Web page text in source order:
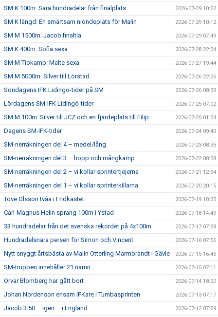
SM K 100m: Sara hundradelar från finalplats 2026-07-29 10:22
SM K längd: En smärtsam niondeplats för Malin 2026-07-29 10:12
SM M 1500m: Jacob finaltia 2026-07-29 07:49
SM K 400m: Sofia sexa 2026-07-28 22:34
SM M Tiokamp: Malte sexa 2026-07-27 19:44
SM M 5000m: Silver till Lörstad 2026-07-26 22:26
Söndagens IFK Lidingö-tider på SM 2026-07-26 08:39
Lördagens SM-IFK Lidingö-tider 2026-07-25 07:02
SM M 100m: Silver till JCZ och en fjärdeplats till Filip 2026-07-25 01:34
Dagens SM-IFK-tider 2026-07-24 09:40
SM-nerräkningen del 4 – medel/lång 2026-07-23 08:35
SM-nerräkningen del 3 – hopp och mångkamp 2026-07-22 08:38
SM-nerräkningen del 2 – vi kollar sprintertjejerna 2026-07-21 12:54
SM-nerräkningen del 1 – vi kollar sprinterkillarna 2026-07-20 20:15
Tove Olsson tvåa i Fridkastet 2026-07-19 18:35
Carl-Magnus Helin sprang 100m i Ystad 2026-07-18 14:49
33 hundradelar från det svenska rekordet på 4x100m 2026-07-17 07:58
Hundradelsnära persen för Simon och Vincent 2026-07-16 07:56
Nytt snyggt årtsbästa av Malin Otterling Marmbrandt i Gävle 2026-07-15 16:45
SM-truppen innehåller 21 namn 2026-07-15 07:11
Orvar Blomberg har gått bort 2026-07-14 18:20
Johan Nordenson ensam IFKare i Tumbasprinten 2026-07-13 07:17
Jacob 3:50 – igen – i England 2026-07-12 07:59